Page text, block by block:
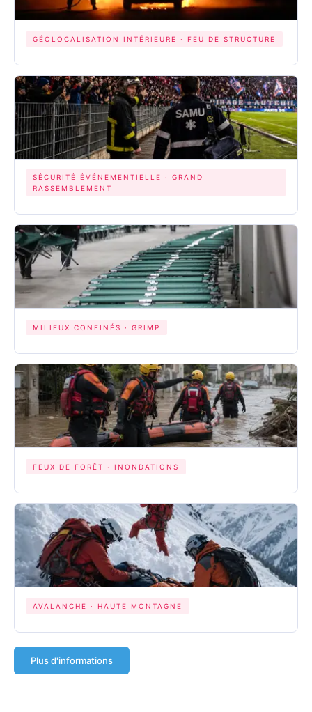
GÉOLOCALISATION INTÉRIEURE · FEU DE STRUCTURE
SÉCURITÉ ÉVÉNEMENTIELLE · GRAND
RASSEMBLEMENT
MILIEUX CONFINÉS · GRIMP
FEUX DE FORÊT · INONDATIONS
AVALANCHE · HAUTE MONTAGNE
Plus d'informations